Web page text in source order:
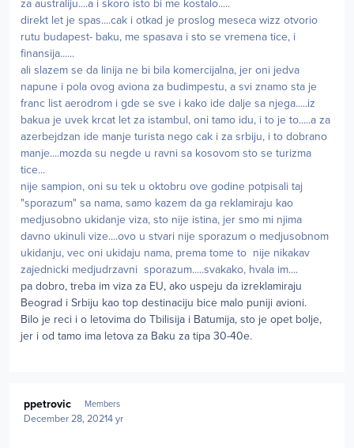
za australiju....a i skoro isto bi me kostalo.....
direkt let je spas....cak i otkad je proslog meseca wizz otvorio
rutu budapest- baku, me spasava i sto se vremena tice, i
finansija......
ali slazem se da linija ne bi bila komercijalna, jer oni jedva
napune i pola ovog aviona za budimpestu, a svi znamo sta je
franc list aerodrom i gde se sve i kako ide dalje sa njega.....iz
bakua je uvek krcat let za istambul, oni tamo idu, i to je to.....a za
azerbejdzan ide manje turista nego cak i za srbiju, i to dobrano
manje....mozda su negde u ravni sa kosovom sto se turizma
tice...
nije sampion, oni su tek u oktobru ove godine potpisali taj
"sporazum" sa nama, samo kazem da ga reklamiraju kao
medjusobno ukidanje viza, sto nije istina, jer smo mi njima
davno ukinuli vize....ovo u stvari nije sporazum o medjusobnom
ukidanju, vec oni ukidaju nama, prema tome to nije nikakav
zajednicki medjudrzavni sporazum.....svakako, hvala im....
pa dobro, treba im viza za EU, ako uspeju da izreklamiraju
Beograd i Srbiju kao top destinaciju bice malo puniji avioni.
Bilo je reci i o letovima do Tbilisija i Batumija, sto je opet bolje,
jer i od tamo ima letova za Baku za tipa 30-40e.
ppetrovic Members
December 28, 20214 yr